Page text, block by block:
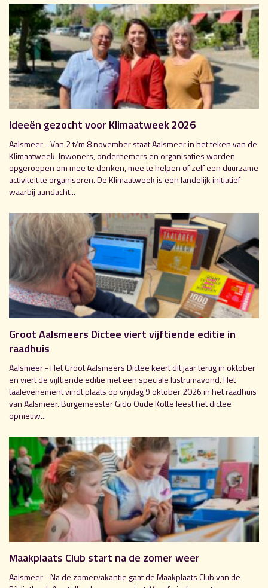
Ideeën gezocht voor Klimaatweek 2026
Aalsmeer - Van 2 t/m 8 november staat Aalsmeer in het teken van de
Klimaatweek. Inwoners, ondernemers en organisaties worden
opgeroepen om mee te denken, mee te helpen of zelf een duurzame
activiteit te organiseren. De Klimaatweek is een landelijk initiatief
waarbij aandacht...
Groot Aalsmeers Dictee viert vijftiende editie in
raadhuis
Aalsmeer - Het Groot Aalsmeers Dictee keert dit jaar terug in oktober
en viert de vijftiende editie met een speciale lustrumavond. Het
taalevenement vindt plaats op vrijdag 9 oktober 2026 in het raadhuis
van Aalsmeer. Burgemeester Gido Oude Kotte leest het dictee
opnieuw...
Maakplaats Club start na de zomer weer
Aalsmeer - Na de zomervakantie gaat de Maakplaats Club van de